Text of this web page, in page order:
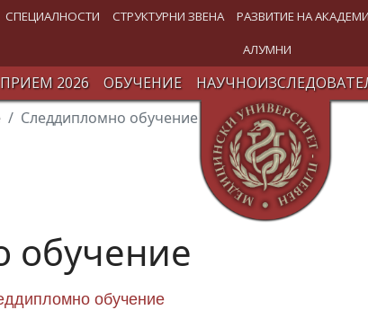
СПЕЦИАЛНОСТИ СТРУКТУРНИ ЗВЕНА РАЗВИТИЕ НА
АЛУМНИ
ПРИЕМ 2026 ОБУЧЕНИЕ
Следдипломно обучение
обучение
обучение